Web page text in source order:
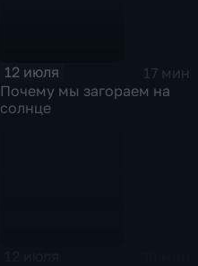
12 июля
17 мин
Почему мы загораем на
солнце